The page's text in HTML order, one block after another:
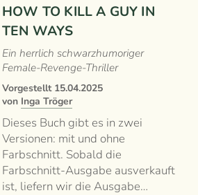
HOW TO KILL A GUY IN
TEN WAYS
Ein herrlich schwarzhumoriger
Female-Revenge-Thriller
Vorgestellt 15.04.2025
von Inga Tröger
Dieses Buch gibt es in zwei
Versionen: mit und ohne
Farbschnitt. Sobald die
Farbschnitt-Ausgabe ausverkauft
ist, liefern wir die Ausgabe…